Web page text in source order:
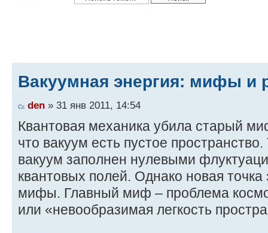
Вакуумная энергия: мифы и
den » 31 янв 2011, 14:54
Квантовая механика убила старый
что вакуум есть пустое
вакуум заполнен нулевыми
квантовых полей. Однако новая
мифы. Главный миф – проблема
или «невообразимая легкость